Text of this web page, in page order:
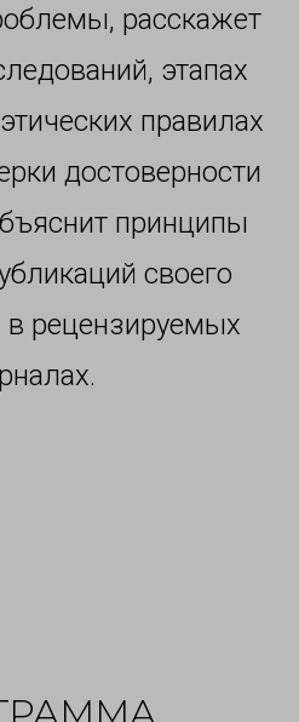
расскажет
этапах
правилах
достоверности
принципы
своего
в рецензируемых